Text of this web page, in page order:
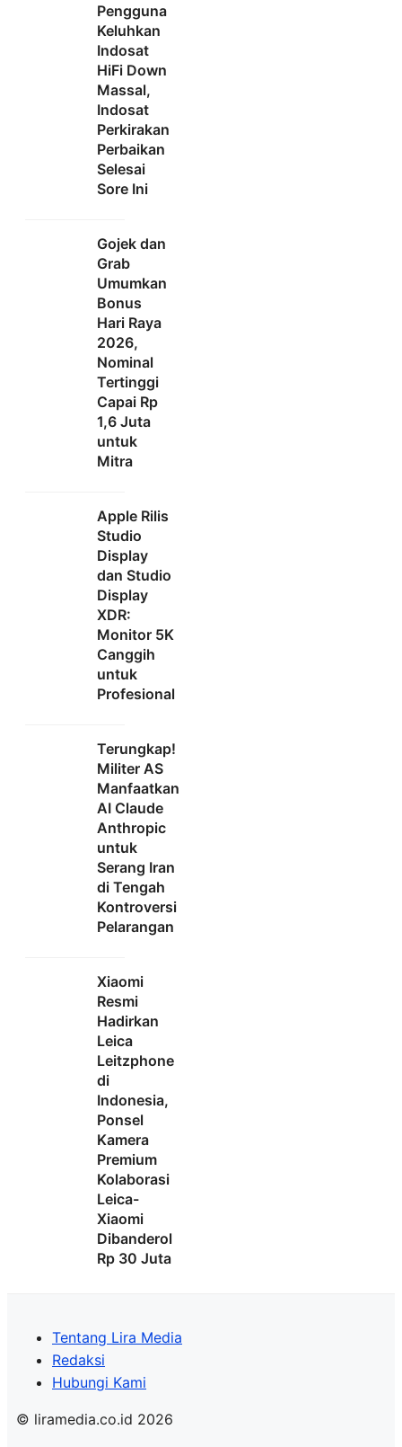
Pengguna
Keluhkan
Indosat
HiFi Down
Massal,
Indosat
Perkirakan
Perbaikan
Selesai
Sore Ini
Gojek dan
Grab
Umumkan
Bonus
Hari Raya
2026,
Nominal
Tertinggi
Capai Rp
1,6 Juta
untuk
Mitra
Apple Rilis
Studio
Display
dan Studio
Display
XDR:
Monitor 5K
Canggih
untuk
Profesional
Terungkap!
Militer AS
Manfaatkan
AI Claude
Anthropic
untuk
Serang Iran
di Tengah
Kontroversi
Pelarangan
Xiaomi
Resmi
Hadirkan
Leica
Leitzphone
di
Indonesia,
Ponsel
Kamera
Premium
Kolaborasi
Leica-
Xiaomi
Dibanderol
Rp 30 Juta
Tentang Lira Media
Redaksi
Hubungi Kami
© liramedia.co.id 2026